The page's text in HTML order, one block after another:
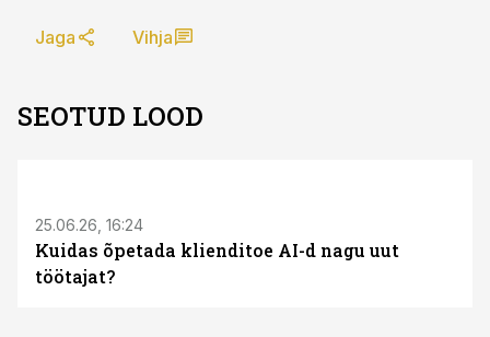
Jaga Vihja
SEOTUD LOOD
25.06.26, 16:24
Kuidas õpetada klienditoe AI-d nagu uut
töötajat?